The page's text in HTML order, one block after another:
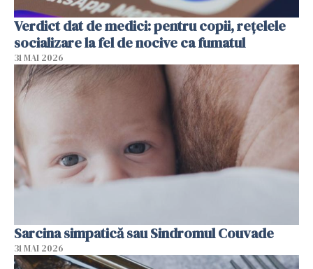
Verdict dat de medici: pentru copii, rețelele
socializare la fel de nocive ca fumatul
31 MAI 2026
Sarcina simpatică sau Sindromul Couvade
31 MAI 2026